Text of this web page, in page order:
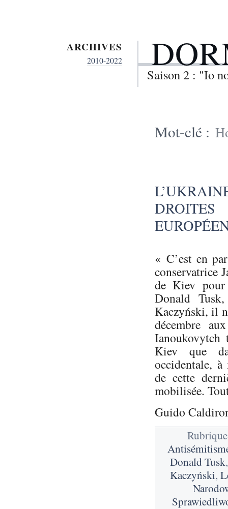
Saison 2 : "Io
Mot-clé :
« C’est en
con­ser­va­trice
de Kiev pour
Donald
Kaczyński, il
décembre
Ianoukovytch
Kiev que
occidentale,
de cette
mobilisée.
Guido
Donald Tusk
Kaczyński,
ARCHIVES
2010-2022